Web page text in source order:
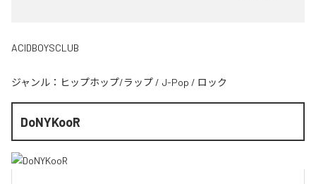
ACIDBOYSCLUB
ジャンル： ヒップホップ/ラップ / J-Pop / ロック
DoNYKooR